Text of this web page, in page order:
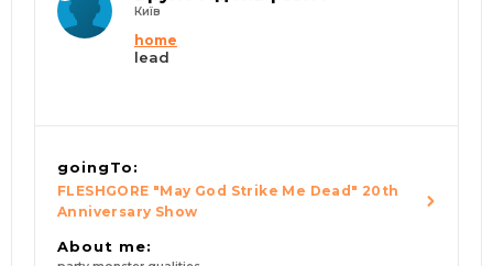
Київ
home
lead
goingTo:
FLESHGORE "May God Strike Me Dead" 20th
Anniversary Show
About me: